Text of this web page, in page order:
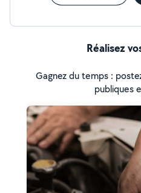
Réalisez
Gagnez du temps :
publiques